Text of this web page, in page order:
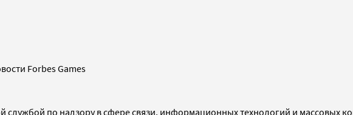
Forbes Games
службой по надзору в сфере связи, информационных технологий и массовых